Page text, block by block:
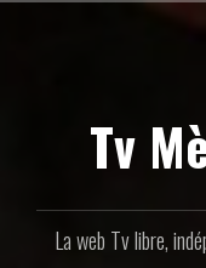
Tv
La web Tv libre,